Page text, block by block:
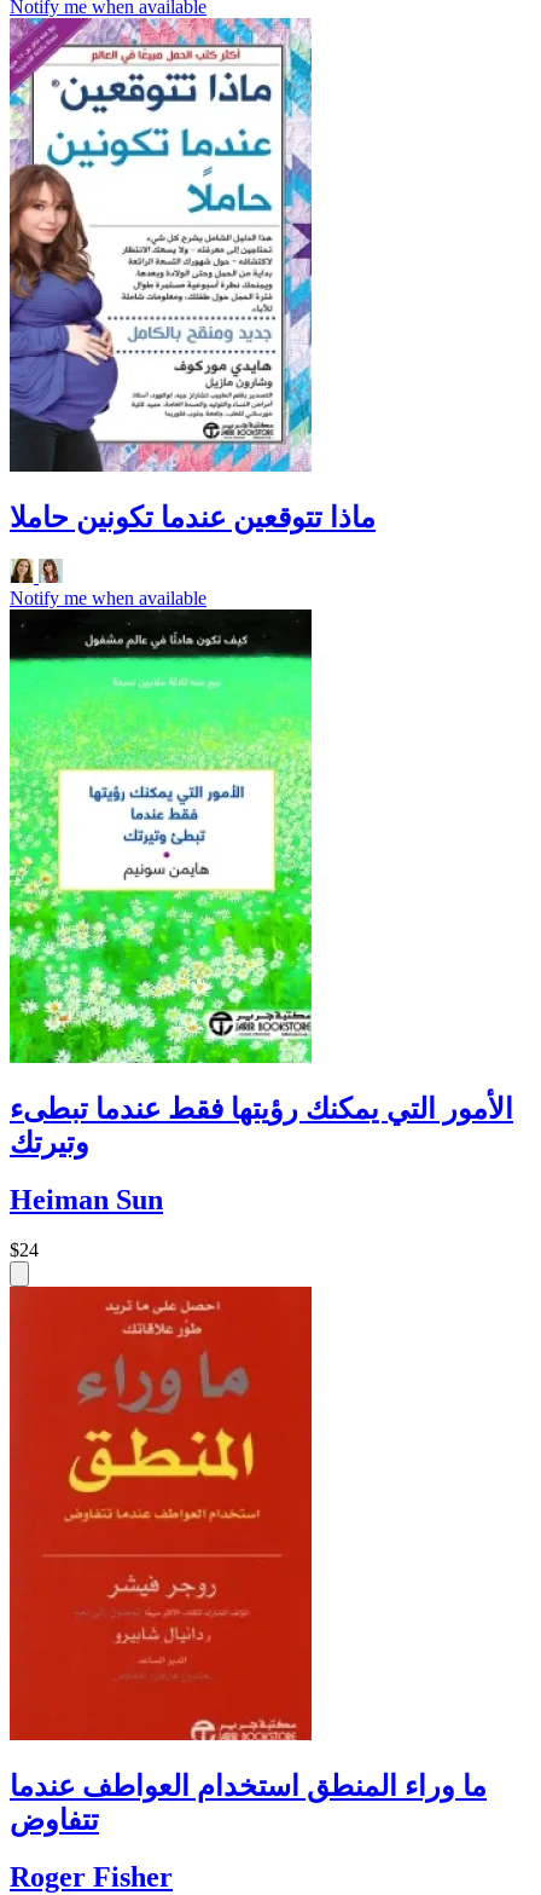
Notify me when available
ماذا تتوقعين عندما تكونين حاملا
Notify me when available
الأمور التي يمكنك رؤيتها فقط عندما تبطىء
وتيرتك
Heiman Sun
$24
ما وراء المنطق استخدام العواطف عندما
تتفاوض
Roger Fisher